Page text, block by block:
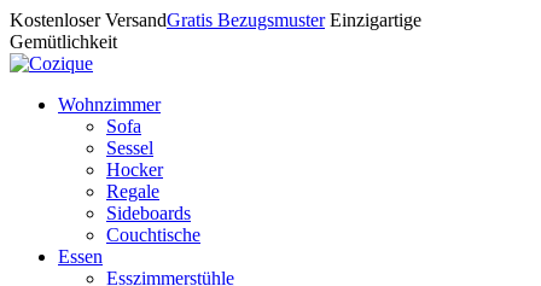
Kostenloser VersandGratis Bezugsmuster Einzigartige
Gemütlichkeit
Wohnzimmer
Sofa
Sessel
Hocker
Regale
Sideboards
Couchtische
Essen
Esszimmerstühle